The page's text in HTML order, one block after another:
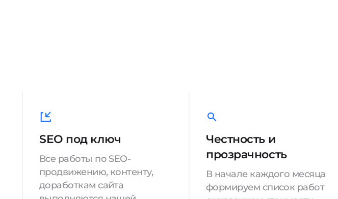
SEO под ключ
Все работы по SEO-
продвижению, контенту,
доработкам сайта
Честность и
прозрачность
В начале каждого месяца
формируем список работ